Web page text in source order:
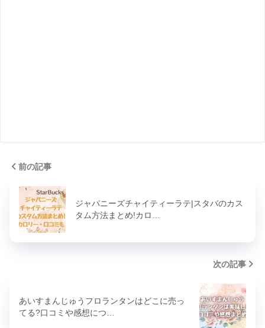
前の記事
ジャパニーズチャイティーラテ|スタバのカス
タム方法まとめ!カロ…
次の記事
あいすまんじゅうフロランタンはどこに売っ
てる?口コミや感想につ…